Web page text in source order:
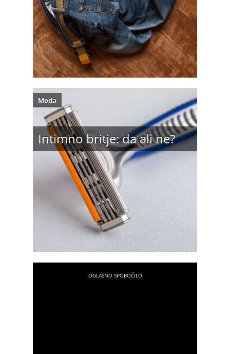
Intimno britje: da ali ne?
Moda